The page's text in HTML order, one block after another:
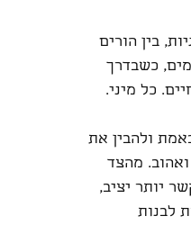
בין הורים
כשבדרך
כל מיני.
ולהבין את
מהצד
יותר יציב,
לבנות